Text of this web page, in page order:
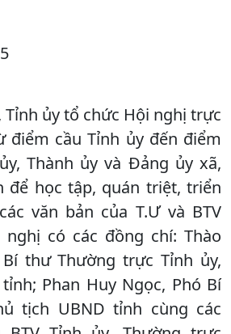
Tỉnh ủy tổ chức Hội nghị trực
điểm cầu Tỉnh ủy đến điểm
Thành ủy và Đảng ủy xã,
để học tập, quán triệt, triển
văn bản của T.Ư và BTV
có các đồng chí: Thào
thư Thường trực Tỉnh ủy,
Phan Huy Ngọc, Phó Bí
tịch UBND tỉnh cùng các